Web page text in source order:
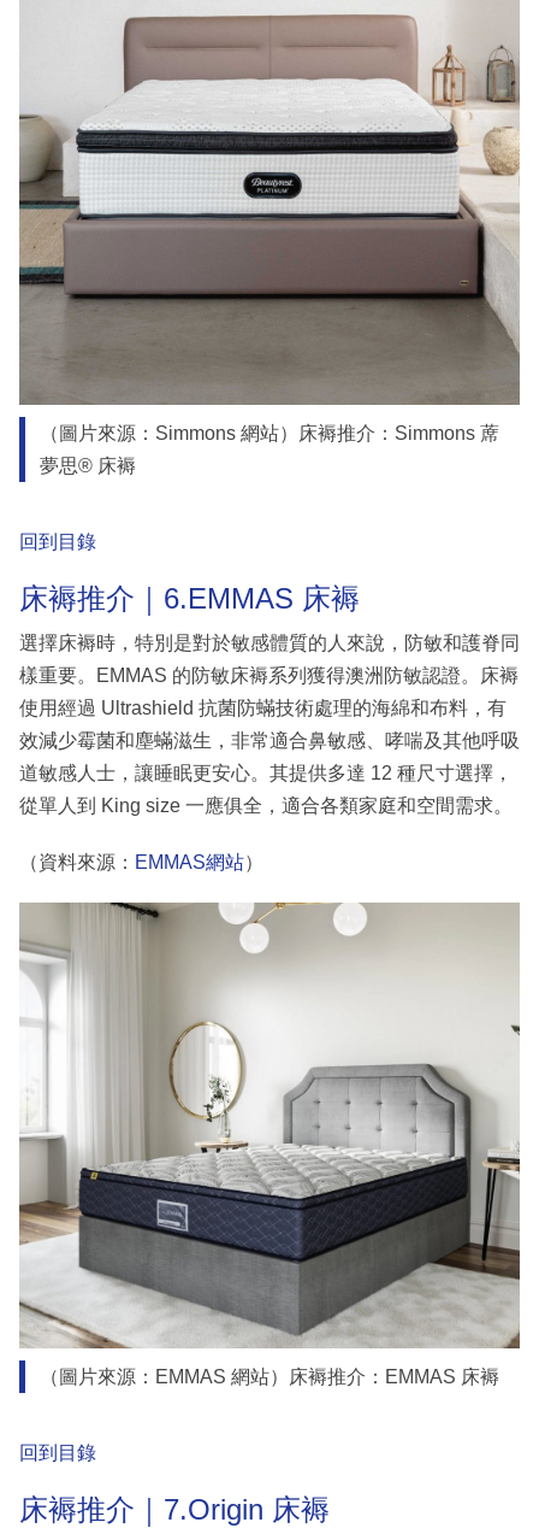
（圖片來源：Simmons 網站）床褥推介：Simmons 蓆
夢思® 床褥
回到目錄
床褥推介｜6.EMMAS 床褥
選擇床褥時，特別是對於敏感體質的人來說，防敏和護脊同
樣重要。EMMAS 的防敏床褥系列獲得澳洲防敏認證。床褥
使用經過 Ultrashield 抗菌防蟎技術處理的海綿和布料，有
效減少霉菌和塵蟎滋生，非常適合鼻敏感、哮喘及其他呼吸
道敏感人士，讓睡眠更安心。其提供多達 12 種尺寸選擇，
從單人到 King size 一應俱全，適合各類家庭和空間需求。
（資料來源： EMMAS網站）
（圖片來源：EMMAS 網站）床褥推介：EMMAS 床褥
回到目錄
床褥推介｜7.Origin 床褥